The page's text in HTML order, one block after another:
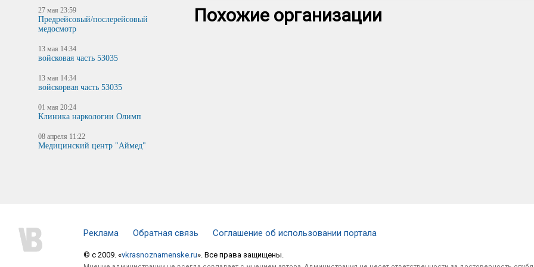
27 мая 23:59
Предрейсовый/послерейсовый
медосмотр
13 мая 14:34
войсковая часть 53035
13 мая 14:34
войскорвая часть 53035
01 мая 20:24
Клиника наркологии Олимп
08 апреля 11:22
Медицинский центр "Аймед"
Похожие организации
Реклама Обратная связь Соглашение об использовании портала
© c 2009. «vkrasnoznamenske.ru». Все права защищены.